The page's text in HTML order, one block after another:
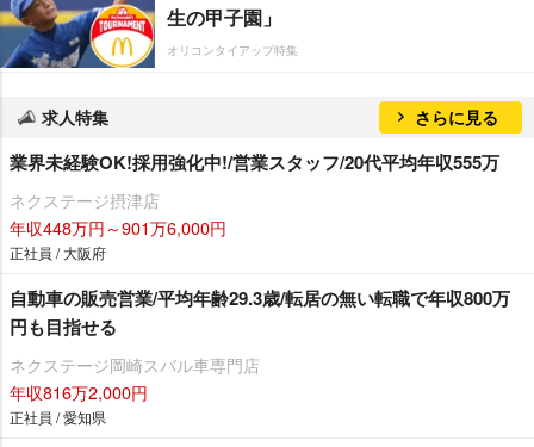
生の甲子園」
オリコンタイアップ特集
求人特集 さらに見る
業界未経験OK!採用強化中!/営業スタッフ/20代平均年収555万
ネクステージ摂津店
年収448万円～901万6,000円
正社員 / 大阪府
自動車の販売営業/平均年齢29.3歳/転居の無い転職で年収800万
円も目指せる
ネクステージ岡崎スバル車専門店
年収816万2,000円
正社員 / 愛知県